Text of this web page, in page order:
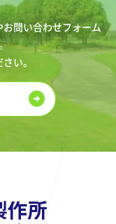
問い合わせフォーム
い。